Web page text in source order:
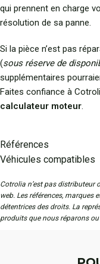
qui prennent en charge
résolution de sa panne.
Si la pièce n’est pas
(sous réserve de
supplémentaires
Faites confiance à
calculateur moteur.
Références
Véhicules compatibles
Cotrolia n’est pas distributeur
web. Les références, marques
détentrices des droits. La
produits que nous réparons